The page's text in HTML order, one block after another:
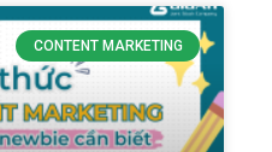
CONTENT MARKETING